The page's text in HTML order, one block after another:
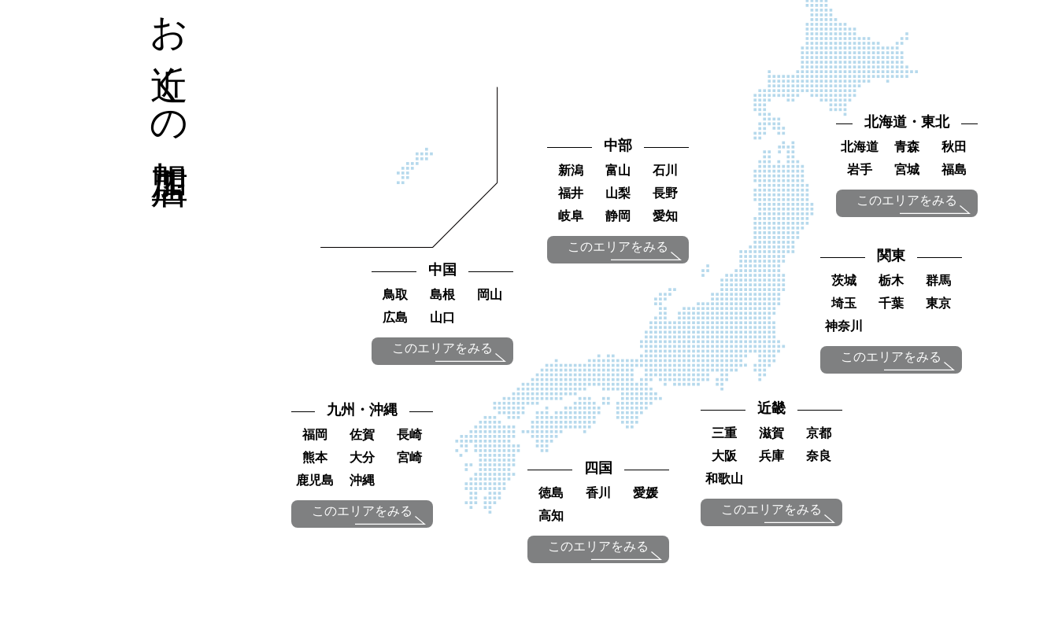
お近くの加盟店 北海道・東北
北海道 青森
秋田
岩手
宮城 福島
このエリアをみる
関東
茨城 栃木
群馬
埼玉
千葉
東京
神奈川
このエリアをみる
中部
新潟 富山
石川
福井
山梨
長野
岐阜
静岡 愛知
このエリアをみる
近畿
三重 滋賀
京都
大阪
兵庫
奈良
和歌山
このエリアをみる
中国
鳥取 島根
岡山
広島
山口
このエリアをみる
四国
徳島 香川
愛媛
高知
このエリアをみる
九州・沖縄
福岡 佐賀
長崎
熊本
大分
宮崎
鹿児島
沖縄
このエリアをみる